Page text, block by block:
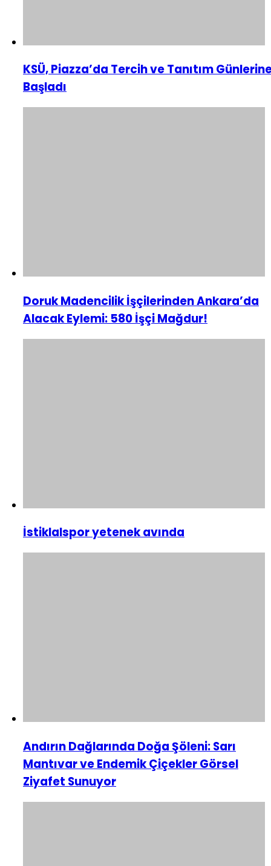
KSÜ, Piazza’da Tercih ve Tanıtım
Başladı
Doruk Madencilik İşçilerinden Ankara’da
Alacak Eylemi: 580 İşçi Mağdur!
İstiklalspor yetenek avında
Andırın Dağlarında Doğa Şöleni: Sarı
Mantıvar ve Endemik Çiçekler Görsel
Ziyafet Sunuyor